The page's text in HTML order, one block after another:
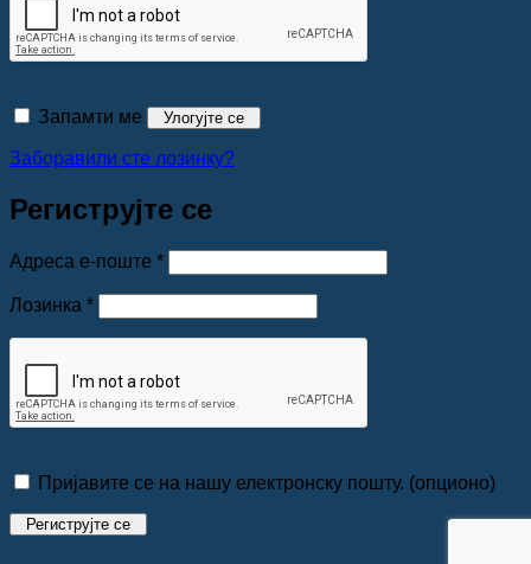
Запамти ме Улогујте се
Заборавили сте лозинку?
Региструјте се
Адреса е-поште *Обавезно
Лозинка *Обавезно
Пријавите се на нашу електронску пошту. (опционо)
Региструјте се